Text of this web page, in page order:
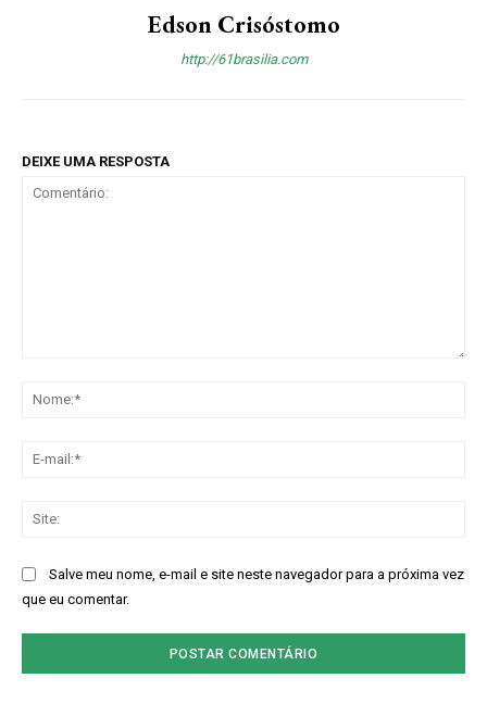
Edson Crisóstomo
http://61brasilia.com
DEIXE UMA RESPOSTA
Salve meu nome, e-mail e site neste navegador para a próxima vez
que eu comentar.